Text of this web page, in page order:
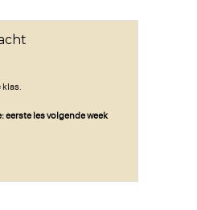
klas.
eerste les volgende week